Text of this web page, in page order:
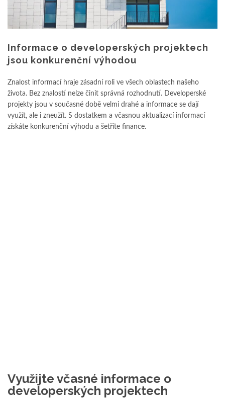
Informace o developerských projektech
jsou konkurenční výhodou
Znalost informací hraje zásadní roli ve všech oblastech našeho
života. Bez znalostí nelze činit správná rozhodnutí. Developerské
projekty jsou v současné době velmi drahé a informace se dají
využít, ale i zneužít. S dostatkem a včasnou aktualizací informací
získáte konkurenční výhodu a šetříte finance.
Využijte včasné informace o
developerských projektech